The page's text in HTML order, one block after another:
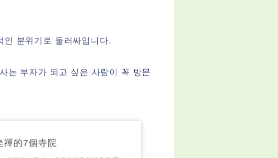
분위기로 둘러싸입니다.
는 부자가 되고 싶은 사람이 꼭 방문
禪的7個寺院